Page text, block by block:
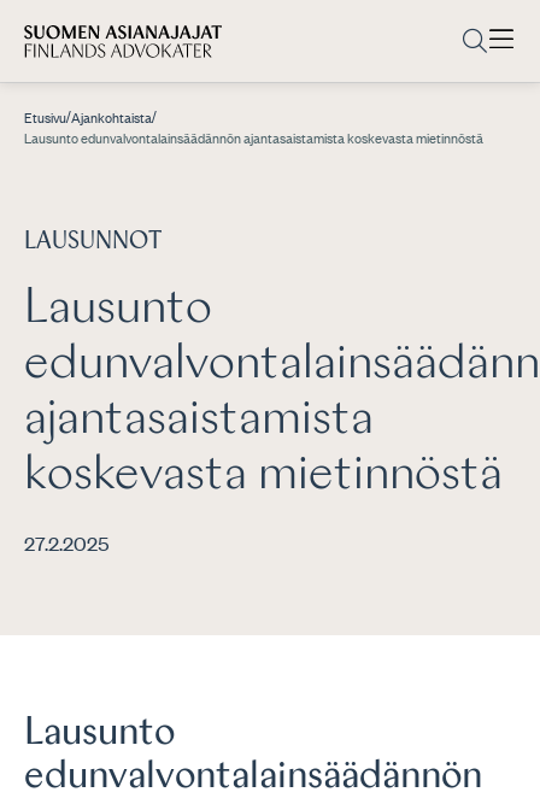
Etusivu/Ajankohtaista/
Lausunto edunvalvontalainsäädännön ajantasaistamista koskevasta mietinnöstä
LAUSUNNOT
Lausunto
ajantasaistamista
koskevasta mietinnöstä
27.2.2025
Lausunto
edunvalvontalainsäädännön